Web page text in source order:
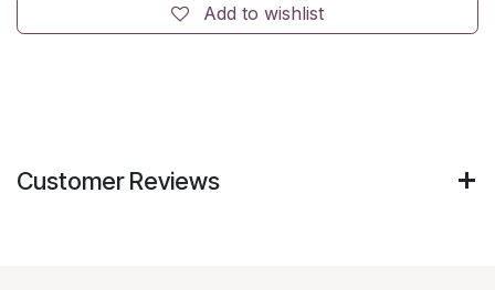
Add to wishlist
Customer Reviews